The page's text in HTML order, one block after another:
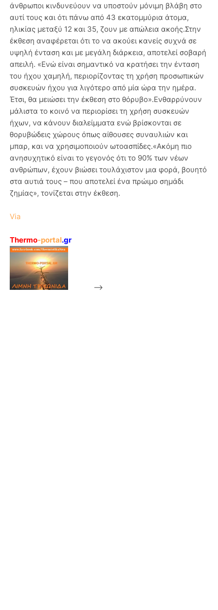
άνθρωποι κινδυνεύουν να υποστούν μόνιμη βλάβη στο
αυτί τους και ότι πάνω από 43 εκατομμύρια άτομα,
ηλικίας μεταξύ 12 και 35, ζουν με απώλεια ακοής.Στην
έκθεση αναφέρεται ότι το να ακούει κανείς συχνά σε
υψηλή ένταση και με μεγάλη διάρκεια, αποτελεί σοβαρή
απειλή. «Ενώ είναι σημαντικό να κρατήσει την ένταση
του ήχου χαμηλή, περιορίζοντας τη χρήση προσωπικών
συσκευών ήχου για λιγότερο από μία ώρα την ημέρα.
Έτσι, θα μειώσει την έκθεση στο θόρυβο».Ενθαρρύνουν
μάλιστα το κοινό να περιορίσει τη χρήση συσκευών
ήχων, να κάνουν διαλείμματα ενώ βρίσκονται σε
θορυβώδεις χώρους όπως αίθουσες συναυλιών και
μπαρ, και να χρησιμοποιούν ωτοασπίδες.«Ακόμη πιο
ανησυχητικό είναι το γεγονός ότι το 90% των νέων
ανθρώπων, έχουν βιώσει τουλάχιστον μια φορά, βουητό
στα αυτιά τους – που αποτελεί ένα πρώιμο σημάδι
ζημίας», τονίζεται στην έκθεση.
Via
Thermo-portal.gr
-->